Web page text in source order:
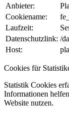
Anbieter:
Cookiename:
Laufzeit:
Datenschutzlink: /
Host:
Cookies für
Statistik Cookies
Informationen
Website nutzen.